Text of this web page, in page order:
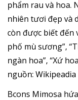
phẩm rau và hoa.
nhiên tươi đẹp và
còn được biết đến
phố mù sương”,
ngàn hoa”, “Xứ
nguồn: Wikipeadia
Bcons Mimosa